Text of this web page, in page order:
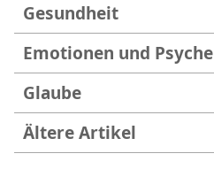
Gesundheit
Emotionen und Psyche
Glaube
Ältere Artikel